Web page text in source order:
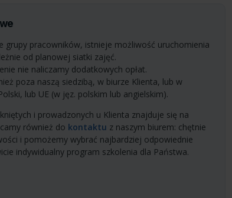
grupy pracowników, istnieje możliwość uruchomienia
od planowej siatki zajęć.
nie naliczamy dodatkowych opłat.
poza naszą siedzibą, w biurze Klienta, lub w
lub UE (w jęz. polskim lub angielskim).
i prowadzonych u Klienta znajduje się na
również do kontaktu z naszym biurem: chętnie
i pomożemy wybrać najbardziej odpowiednie
indywidualny program szkolenia dla Państwa.